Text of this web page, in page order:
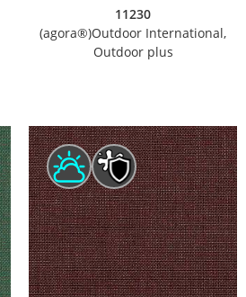
11230
(agora®)Outdoor International,
Outdoor plus